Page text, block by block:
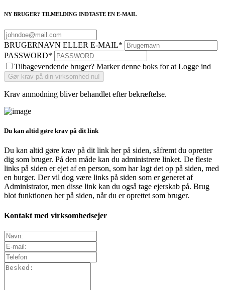
NY BRUGER? TILMELDING INDTASTE EN E-MAIL
BRUGERNAVN ELLER E-MAIL*
PASSWORD*
Tilbagevendende bruger? Marker denne boks for at Logge ind
Krav anmodning bliver behandlet efter bekræftelse.
Du kan altid gøre krav på dit link
Du kan altid gøre krav på dit link her på siden, såfremt du opretter
dig som bruger. På den måde kan du administrere linket. De fleste
links på siden er ejet af en person, som har lagt det op på siden, med
en burger. Der vil dog være links på siden som er generet af
Administrator, men disse link kan du også tage ejerskab på. Brug
blot funktionen her på siden, når du er oprettet som bruger.
Kontakt med virksomhedsejer